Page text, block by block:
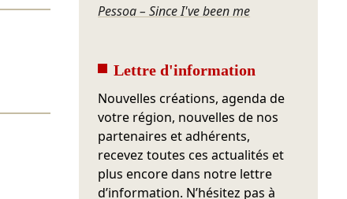
Pessoa – Since I've been me
Lettre d'information
Nouvelles créations, agenda de
votre région, nouvelles de nos
partenaires et adhérents,
recevez toutes ces actualités et
plus encore dans notre lettre
d’information. N’hésitez pas à